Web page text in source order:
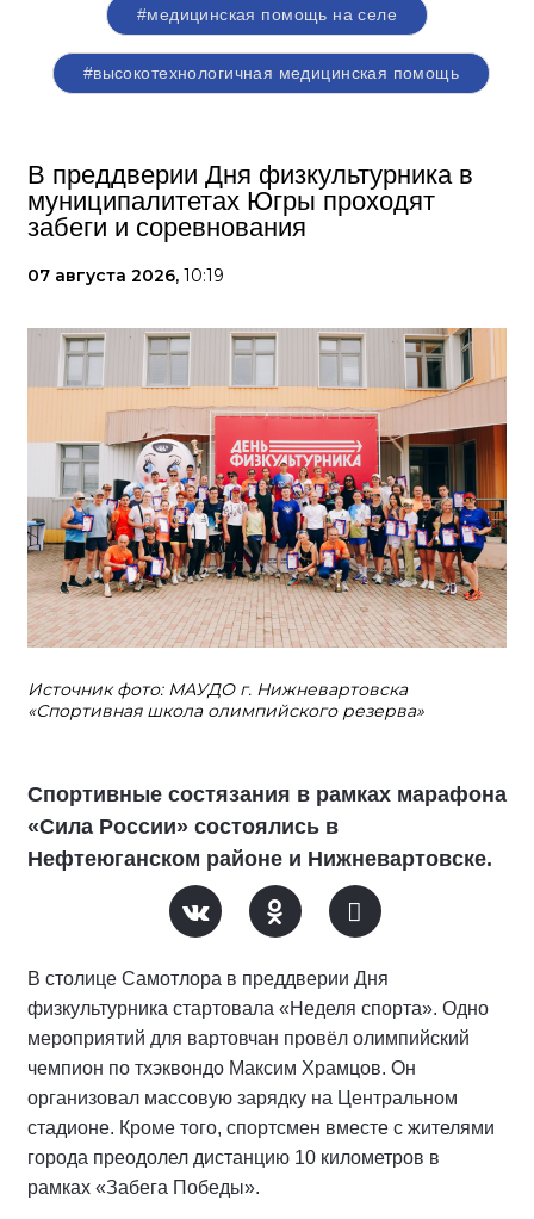
#медицинская помощь на селе
#высокотехнологичная медицинская помощь
В преддверии Дня физкультурника в
муниципалитетах Югры проходят
забеги и соревнования
07 августа 2026, 10:19
Источник фото: МАУДО г. Нижневартовска
«Спортивная школа олимпийского резерва»
Спортивные состязания в рамках марафона
«Сила России» состоялись в
Нефтеюганском районе и Нижневартовске.
В столице Самотлора в преддверии Дня
физкультурника стартовала «Неделя спорта». Одно
мероприятий для вартовчан провёл олимпийский
чемпион по тхэквондо Максим Храмцов. Он
организовал массовую зарядку на Центральном
стадионе. Кроме того, спортсмен вместе с жителями
города преодолел дистанцию 10 километров в
рамках «Забега Победы».